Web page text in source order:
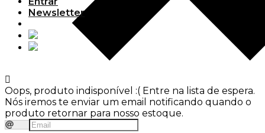
Newsletter
Oops, produto indisponível :( Entre na lista de espera.
Nós iremos te enviar um email notificando quando o
produto retornar para nosso estoque.